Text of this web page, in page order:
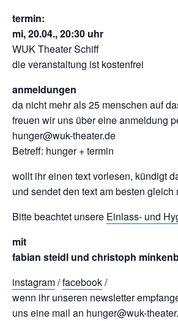
termin:
mi, 20.04., 20:30 uhr
WUK Theater Schiff
die veranstaltung ist kostenfrei
anmeldungen
da nicht mehr als 25 menschen auf
freuen wir uns über eine anmeldung
hunger@wuk-theater.de
Betreff: hunger + termin
wollt ihr einen text vorlesen, kündigt
und sendet den text am besten gleich
Bitte beachtet unsere Einlass- und
mit
fabian steidl und christoph
instagram/facebook/
wenn ihr unseren newsletter
uns eine mail an hunger@wuk-